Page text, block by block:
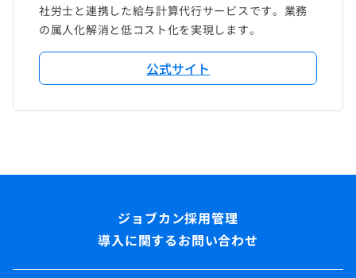
社労士と連携した給与計算代行サービスです。業務
の属人化解消と低コスト化を実現します。
公式サイト
導入に関するお問い合わせ